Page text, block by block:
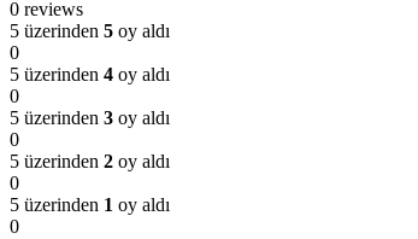
0 reviews
5 üzerinden 5 oy aldı
0
5 üzerinden 4 oy aldı
0
5 üzerinden 3 oy aldı
0
5 üzerinden 2 oy aldı
0
5 üzerinden 1 oy aldı
0